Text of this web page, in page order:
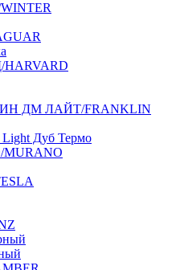
HARVARD
ДМ ЛАЙТ/FRANKLIN
Дуб Термо
MURANO